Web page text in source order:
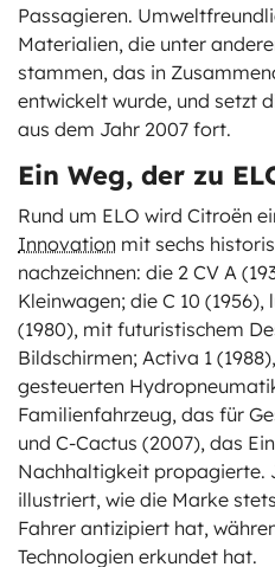
Passagieren.
Materialien, die unter
stammen, das in
entwickelt wurde, und setzt
aus dem Jahr 2007 fort.
Ein Weg, der zu
Rund um ELO wird Citroën
Innovation mit sechs
nachzeichnen: die 2 CV A
Kleinwagen; die C 10
(1980), mit futuristischem
Bildschirmen; Activa 1
gesteuerten
Familienfahrzeug, das für
und C-Cactus (2007), das
Nachhaltigkeit propagierte.
illustriert, wie die Marke
Fahrer antizipiert hat,
Technologien erkundet hat.